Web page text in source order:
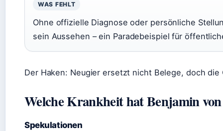
WAS FEHLT
Ohne offizielle Diagnose oder persönliche
sein Aussehen – ein Paradebeispiel für
Der Haken: Neugier ersetzt nicht Belege, doch
Welche Krankheit hat Benjamin
Spekulationen